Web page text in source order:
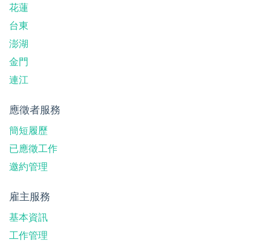
花蓮
台東
澎湖
金門
連江
應徵者服務
簡短履歷
已應徵工作
邀約管理
雇主服務
基本資訊
工作管理